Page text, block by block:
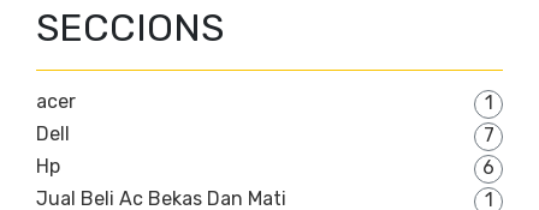
SECCIONS
acer
1
Dell
7
Hp
6
Jual Beli Ac Bekas Dan Mati
1